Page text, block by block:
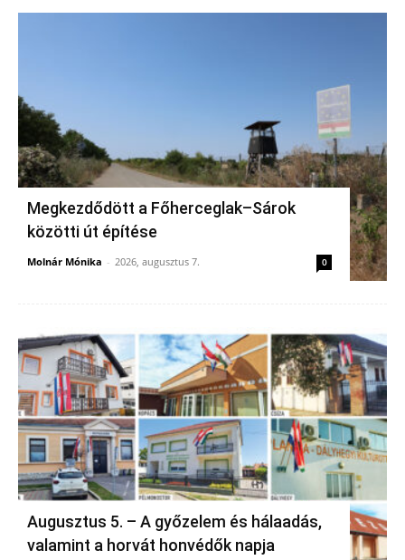
Megkezdődött a Főherceglak–Sárok
közötti út építése
Molnár Mónika - 2026, augusztus 7. 0
Augusztus 5. – A győzelem és hálaadás,
valamint a horvát honvédők napja